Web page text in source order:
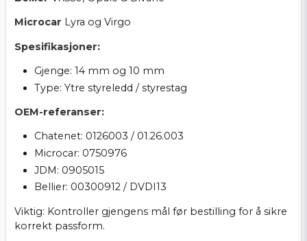
Microcar Lyra og Virgo
Spesifikasjoner:
Gjenge: 14 mm og 10 mm
Type: Ytre styreledd / styrestag
OEM-referanser:
Chatenet: 0126003 / 01.26.003
Microcar: 0750976
JDM: 0905015
Bellier: 00300912 / DVDI13
Viktig: Kontroller gjengens mål før bestilling for å sikre
korrekt passform.